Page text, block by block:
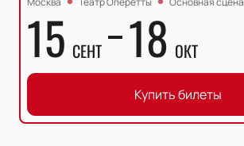
15 СЕНТ 18 ОКТ
Купить билеты